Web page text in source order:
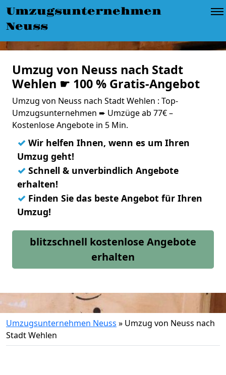
Umzugsunternehmen
Neuss
Umzug von Neuss nach Stadt
Wehlen ☛ 100 % Gratis-Angebot
Umzug von Neuss nach Stadt Wehlen : Top-
Umzugsunternehmen ➨ Umzüge ab 77€ –
Kostenlose Angebote in 5 Min.
✓ Wir helfen Ihnen, wenn es um Ihren
Umzug geht!
✓ Schnell & unverbindlich Angebote
erhalten!
✓ Finden Sie das beste Angebot für Ihren
Umzug!
blitzschnell kostenlose Angebote
erhalten
Umzugsunternehmen Neuss » Umzug von Neuss nach
Stadt Wehlen